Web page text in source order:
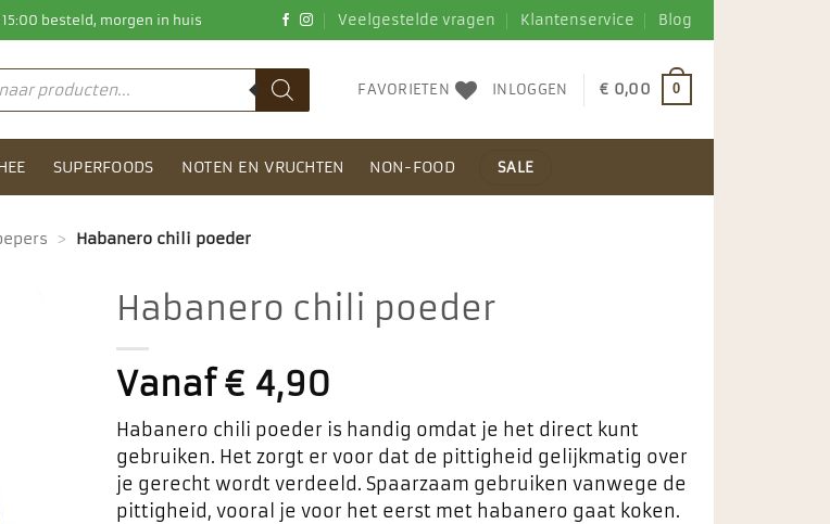
15:00 besteld, morgen in huis Veelgestelde vragen Klantenservice Blog
FAVORIETEN INLOGGEN € 0,00 0
SUPERFOODS NOTEN EN VRUCHTEN NON-FOOD SALE
> Habanero chili poeder
Habanero chili poeder
Vanaf€4,90
Habanero chili poeder is handig omdat je het direct kunt
gebruiken. Het zorgt er voor dat de pittigheid gelijkmatig over
je gerecht wordt verdeeld. Spaarzaam gebruiken vanwege de
pittigheid, vooral je voor het eerst met habanero gaat koken.